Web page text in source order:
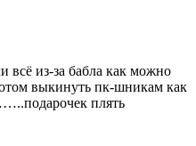
всё из-за бабла как можно
выкинуть пк-шникам как
плять